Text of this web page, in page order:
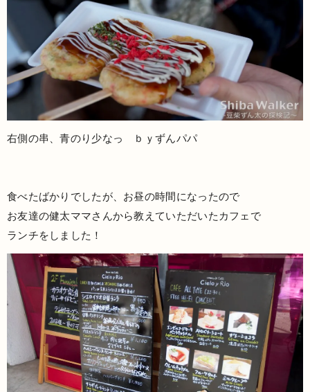
右側の串、青のり少なっ ｂｙずんパパ
食べたばかりでしたが、お昼の時間になったので
お友達の健太ママさんから教えていただいたカフェで
ランチをしました！